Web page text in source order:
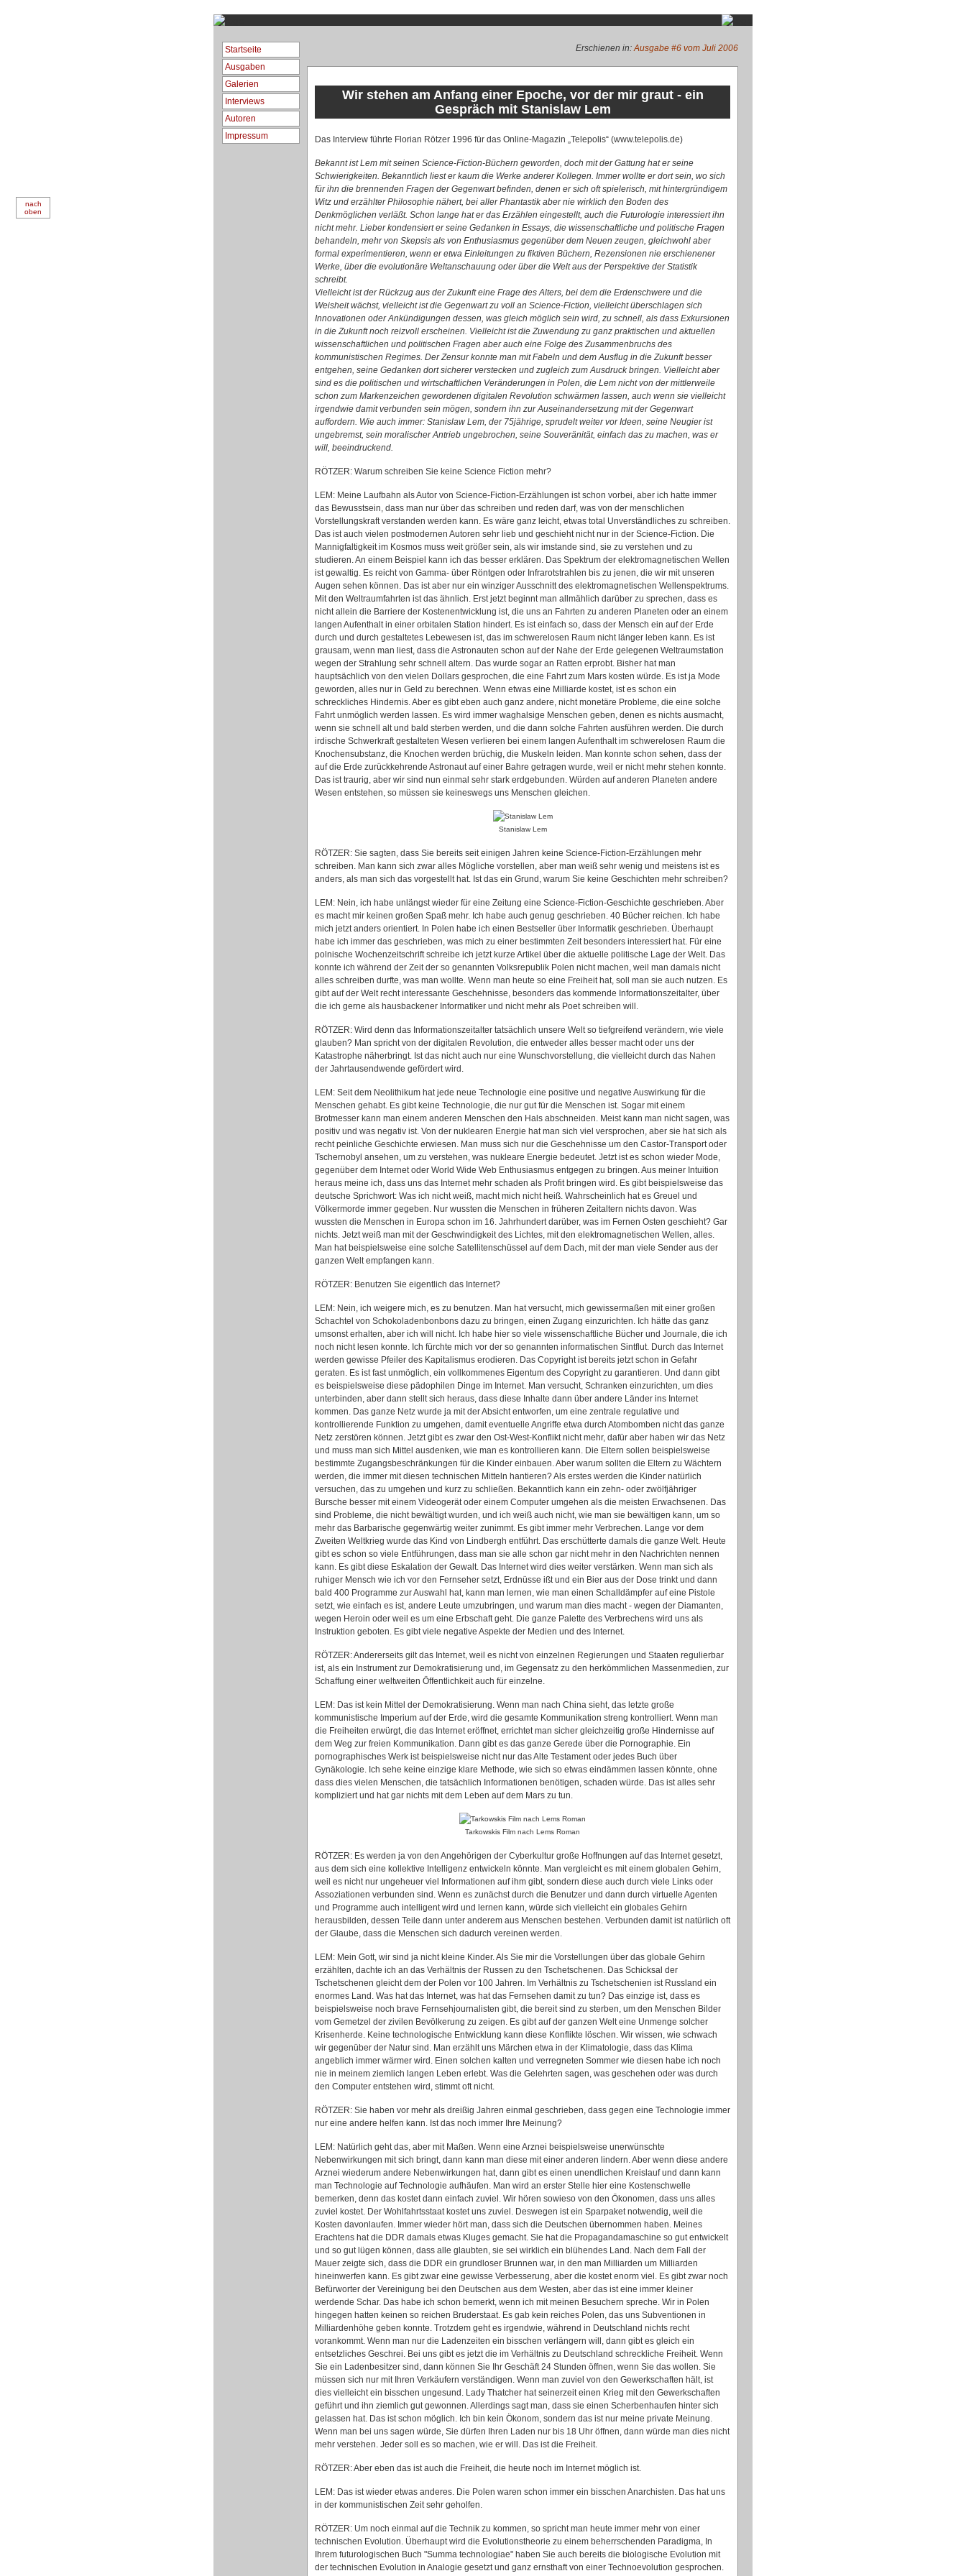
Startseite
Ausgaben
Galerien
Interviews
Autoren
Impressum
Erschienen in:Ausgabe #6 vom Juli 2006
Wir stehen am Anfang einer Epoche, vor der mir graut - ein
Gespräch mit Stanislaw Lem
Das Interview führte Florian Rötzer 1996 für das Online-Magazin „Telepolis“ (www.telepolis.de)
Bekannt ist Lem mit seinen Science-Fiction-Büchern geworden, doch mit der Gattung hat er seine
Schwierigkeiten. Bekanntlich liest er kaum die Werke anderer Kollegen. Immer wollte er dort sein, wo sich
für ihn die brennenden Fragen der Gegenwart befinden, denen er sich oft spielerisch, mit hintergründigem
Witz und erzählter Philosophie nähert, bei aller Phantastik aber nie wirklich den Boden des
Denkmöglichen verläßt. Schon lange hat er das Erzählen eingestellt, auch die Futurologie interessiert ihn
nicht mehr. Lieber kondensiert er seine Gedanken in Essays, die wissenschaftliche und politische Fragen
behandeln, mehr von Skepsis als von Enthusiasmus gegenüber dem Neuen zeugen, gleichwohl aber
formal experimentieren, wenn er etwa Einleitungen zu fiktiven Büchern, Rezensionen nie erschienener
Werke, über die evolutionäre Weltanschauung oder über die Welt aus der Perspektive der Statistik
schreibt.
Vielleicht ist der Rückzug aus der Zukunft eine Frage des Alters, bei dem die Erdenschwere und die
Weisheit wächst, vielleicht ist die Gegenwart zu voll an Science-Fiction, vielleicht überschlagen sich
Innovationen oder Ankündigungen dessen, was gleich möglich sein wird, zu schnell, als dass Exkursionen
in die Zukunft noch reizvoll erscheinen. Vielleicht ist die Zuwendung zu ganz praktischen und aktuellen
wissenschaftlichen und politischen Fragen aber auch eine Folge des Zusammenbruchs des
kommunistischen Regimes. Der Zensur konnte man mit Fabeln und dem Ausflug in die Zukunft besser
entgehen, seine Gedanken dort sicherer verstecken und zugleich zum Ausdruck bringen. Vielleicht aber
sind es die politischen und wirtschaftlichen Veränderungen in Polen, die Lem nicht von der mittlerweile
schon zum Markenzeichen gewordenen digitalen Revolution schwärmen lassen, auch wenn sie vielleicht
irgendwie damit verbunden sein mögen, sondern ihn zur Auseinandersetzung mit der Gegenwart
auffordern. Wie auch immer: Stanislaw Lem, der 75jährige, sprudelt weiter vor Ideen, seine Neugier ist
ungebremst, sein moralischer Antrieb ungebrochen, seine Souveränität, einfach das zu machen, was er
will, beeindruckend.
RÖTZER: Warum schreiben Sie keine Science Fiction mehr?
LEM: Meine Laufbahn als Autor von Science-Fiction-Erzählungen ist schon vorbei, aber ich hatte immer
das Bewusstsein, dass man nur über das schreiben und reden darf, was von der menschlichen
Vorstellungskraft verstanden werden kann. Es wäre ganz leicht, etwas total Unverständliches zu schreiben.
Das ist auch vielen postmodernen Autoren sehr lieb und geschieht nicht nur in der Science-Fiction. Die
Mannigfaltigkeit im Kosmos muss weit größer sein, als wir imstande sind, sie zu verstehen und zu
studieren. An einem Beispiel kann ich das besser erklären. Das Spektrum der elektromagnetischen Wellen
ist gewaltig. Es reicht von Gamma- über Röntgen oder Infrarotstrahlen bis zu jenen, die wir mit unseren
Augen sehen können. Das ist aber nur ein winziger Ausschnitt des elektromagnetischen Wellenspektrums.
Mit den Weltraumfahrten ist das ähnlich. Erst jetzt beginnt man allmählich darüber zu sprechen, dass es
nicht allein die Barriere der Kostenentwicklung ist, die uns an Fahrten zu anderen Planeten oder an einem
langen Aufenthalt in einer orbitalen Station hindert. Es ist einfach so, dass der Mensch ein auf der Erde
durch und durch gestaltetes Lebewesen ist, das im schwerelosen Raum nicht länger leben kann. Es ist
grausam, wenn man liest, dass die Astronauten schon auf der Nahe der Erde gelegenen Weltraumstation
wegen der Strahlung sehr schnell altern. Das wurde sogar an Ratten erprobt. Bisher hat man
hauptsächlich von den vielen Dollars gesprochen, die eine Fahrt zum Mars kosten würde. Es ist ja Mode
geworden, alles nur in Geld zu berechnen. Wenn etwas eine Milliarde kostet, ist es schon ein
schreckliches Hindernis. Aber es gibt eben auch ganz andere, nicht monetäre Probleme, die eine solche
Fahrt unmöglich werden lassen. Es wird immer waghalsige Menschen geben, denen es nichts ausmacht,
wenn sie schnell alt und bald sterben werden, und die dann solche Fahrten ausführen werden. Die durch
irdische Schwerkraft gestalteten Wesen verlieren bei einem langen Aufenthalt im schwerelosen Raum die
Knochensubstanz, die Knochen werden brüchig, die Muskeln leiden. Man konnte schon sehen, dass der
auf die Erde zurückkehrende Astronaut auf einer Bahre getragen wurde, weil er nicht mehr stehen konnte.
Das ist traurig, aber wir sind nun einmal sehr stark erdgebunden. Würden auf anderen Planeten andere
Wesen entstehen, so müssen sie keineswegs uns Menschen gleichen.
Stanislaw Lem
RÖTZER: Sie sagten, dass Sie bereits seit einigen Jahren keine Science-Fiction-Erzählungen mehr
schreiben. Man kann sich zwar alles Mögliche vorstellen, aber man weiß sehr wenig und meistens ist es
anders, als man sich das vorgestellt hat. Ist das ein Grund, warum Sie keine Geschichten mehr schreiben?
LEM: Nein, ich habe unlängst wieder für eine Zeitung eine Science-Fiction-Geschichte geschrieben. Aber
es macht mir keinen großen Spaß mehr. Ich habe auch genug geschrieben. 40 Bücher reichen. Ich habe
mich jetzt anders orientiert. In Polen habe ich einen Bestseller über Informatik geschrieben. Überhaupt
habe ich immer das geschrieben, was mich zu einer bestimmten Zeit besonders interessiert hat. Für eine
polnische Wochenzeitschrift schreibe ich jetzt kurze Artikel über die aktuelle politische Lage der Welt. Das
konnte ich während der Zeit der so genannten Volksrepublik Polen nicht machen, weil man damals nicht
alles schreiben durfte, was man wollte. Wenn man heute so eine Freiheit hat, soll man sie auch nutzen. Es
gibt auf der Welt recht interessante Geschehnisse, besonders das kommende Informationszeitalter, über
die ich gerne als hausbackener Informatiker und nicht mehr als Poet schreiben will.
RÖTZER: Wird denn das Informationszeitalter tatsächlich unsere Welt so tiefgreifend verändern, wie viele
glauben? Man spricht von der digitalen Revolution, die entweder alles besser macht oder uns der
Katastrophe näherbringt. Ist das nicht auch nur eine Wunschvorstellung, die vielleicht durch das Nahen
der Jahrtausendwende gefördert wird.
LEM: Seit dem Neolithikum hat jede neue Technologie eine positive und negative Auswirkung für die
Menschen gehabt. Es gibt keine Technologie, die nur gut für die Menschen ist. Sogar mit einem
Brotmesser kann man einem anderen Menschen den Hals abschneiden. Meist kann man nicht sagen, was
positiv und was negativ ist. Von der nuklearen Energie hat man sich viel versprochen, aber sie hat sich als
recht peinliche Geschichte erwiesen. Man muss sich nur die Geschehnisse um den Castor-Transport oder
Tschernobyl ansehen, um zu verstehen, was nukleare Energie bedeutet. Jetzt ist es schon wieder Mode,
gegenüber dem Internet oder World Wide Web Enthusiasmus entgegen zu bringen. Aus meiner Intuition
heraus meine ich, dass uns das Internet mehr schaden als Profit bringen wird. Es gibt beispielsweise das
deutsche Sprichwort: Was ich nicht weiß, macht mich nicht heiß. Wahrscheinlich hat es Greuel und
Völkermorde immer gegeben. Nur wussten die Menschen in früheren Zeitaltern nichts davon. Was
wussten die Menschen in Europa schon im 16. Jahrhundert darüber, was im Fernen Osten geschieht? Gar
nichts. Jetzt weiß man mit der Geschwindigkeit des Lichtes, mit den elektromagnetischen Wellen, alles.
Man hat beispielsweise eine solche Satellitenschüssel auf dem Dach, mit der man viele Sender aus der
ganzen Welt empfangen kann.
RÖTZER: Benutzen Sie eigentlich das Internet?
LEM: Nein, ich weigere mich, es zu benutzen. Man hat versucht, mich gewissermaßen mit einer großen
Schachtel von Schokoladenbonbons dazu zu bringen, einen Zugang einzurichten. Ich hätte das ganz
umsonst erhalten, aber ich will nicht. Ich habe hier so viele wissenschaftliche Bücher und Journale, die ich
noch nicht lesen konnte. Ich fürchte mich vor der so genannten informatischen Sintflut. Durch das Internet
werden gewisse Pfeiler des Kapitalismus erodieren. Das Copyright ist bereits jetzt schon in Gefahr
geraten. Es ist fast unmöglich, ein vollkommenes Eigentum des Copyright zu garantieren. Und dann gibt
es beispielsweise diese pädophilen Dinge im Internet. Man versucht, Schranken einzurichten, um dies
unterbinden, aber dann stellt sich heraus, dass diese Inhalte dann über andere Länder ins Internet
kommen. Das ganze Netz wurde ja mit der Absicht entworfen, um eine zentrale regulative und
kontrollierende Funktion zu umgehen, damit eventuelle Angriffe etwa durch Atombomben nicht das ganze
Netz zerstören können. Jetzt gibt es zwar den Ost-West-Konflikt nicht mehr, dafür aber haben wir das Netz
und muss man sich Mittel ausdenken, wie man es kontrollieren kann. Die Eltern sollen beispielsweise
bestimmte Zugangsbeschränkungen für die Kinder einbauen. Aber warum sollten die Eltern zu Wächtern
werden, die immer mit diesen technischen Mitteln hantieren? Als erstes werden die Kinder natürlich
versuchen, das zu umgehen und kurz zu schließen. Bekanntlich kann ein zehn- oder zwölfjähriger
Bursche besser mit einem Videogerät oder einem Computer umgehen als die meisten Erwachsenen. Das
sind Probleme, die nicht bewältigt wurden, und ich weiß auch nicht, wie man sie bewältigen kann, um so
mehr das Barbarische gegenwärtig weiter zunimmt. Es gibt immer mehr Verbrechen. Lange vor dem
Zweiten Weltkrieg wurde das Kind von Lindbergh entführt. Das erschütterte damals die ganze Welt. Heute
gibt es schon so viele Entführungen, dass man sie alle schon gar nicht mehr in den Nachrichten nennen
kann. Es gibt diese Eskalation der Gewalt. Das Internet wird dies weiter verstärken. Wenn man sich als
ruhiger Mensch wie ich vor den Fernseher setzt, Erdnüsse ißt und ein Bier aus der Dose trinkt und dann
bald 400 Programme zur Auswahl hat, kann man lernen, wie man einen Schalldämpfer auf eine Pistole
setzt, wie einfach es ist, andere Leute umzubringen, und warum man dies macht - wegen der Diamanten,
wegen Heroin oder weil es um eine Erbschaft geht. Die ganze Palette des Verbrechens wird uns als
Instruktion geboten. Es gibt viele negative Aspekte der Medien und des Internet.
RÖTZER: Andererseits gilt das Internet, weil es nicht von einzelnen Regierungen und Staaten regulierbar
ist, als ein Instrument zur Demokratisierung und, im Gegensatz zu den herkömmlichen Massenmedien, zur
Schaffung einer weltweiten Öffentlichkeit auch für einzelne.
LEM: Das ist kein Mittel der Demokratisierung. Wenn man nach China sieht, das letzte große
kommunistische Imperium auf der Erde, wird die gesamte Kommunikation streng kontrolliert. Wenn man
die Freiheiten erwürgt, die das Internet eröffnet, errichtet man sicher gleichzeitig große Hindernisse auf
dem Weg zur freien Kommunikation. Dann gibt es das ganze Gerede über die Pornographie. Ein
pornographisches Werk ist beispielsweise nicht nur das Alte Testament oder jedes Buch über
Gynäkologie. Ich sehe keine einzige klare Methode, wie sich so etwas eindämmen lassen könnte, ohne
dass dies vielen Menschen, die tatsächlich Informationen benötigen, schaden würde. Das ist alles sehr
kompliziert und hat gar nichts mit dem Leben auf dem Mars zu tun.
Tarkowskis Film nach Lems Roman
RÖTZER: Es werden ja von den Angehörigen der Cyberkultur große Hoffnungen auf das Internet gesetzt,
aus dem sich eine kollektive Intelligenz entwickeln könnte. Man vergleicht es mit einem globalen Gehirn,
weil es nicht nur ungeheuer viel Informationen auf ihm gibt, sondern diese auch durch viele Links oder
Assoziationen verbunden sind. Wenn es zunächst durch die Benutzer und dann durch virtuelle Agenten
und Programme auch intelligent wird und lernen kann, würde sich vielleicht ein globales Gehirn
herausbilden, dessen Teile dann unter anderem aus Menschen bestehen. Verbunden damit ist natürlich oft
der Glaube, dass die Menschen sich dadurch vereinen werden.
LEM: Mein Gott, wir sind ja nicht kleine Kinder. Als Sie mir die Vorstellungen über das globale Gehirn
erzählten, dachte ich an das Verhältnis der Russen zu den Tschetschenen. Das Schicksal der
Tschetschenen gleicht dem der Polen vor 100 Jahren. Im Verhältnis zu Tschetschenien ist Russland ein
enormes Land. Was hat das Internet, was hat das Fernsehen damit zu tun? Das einzige ist, dass es
beispielsweise noch brave Fernsehjournalisten gibt, die bereit sind zu sterben, um den Menschen Bilder
vom Gemetzel der zivilen Bevölkerung zu zeigen. Es gibt auf der ganzen Welt eine Unmenge solcher
Krisenherde. Keine technologische Entwicklung kann diese Konflikte löschen. Wir wissen, wie schwach
wir gegenüber der Natur sind. Man erzählt uns Märchen etwa in der Klimatologie, dass das Klima
angeblich immer wärmer wird. Einen solchen kalten und verregneten Sommer wie diesen habe ich noch
nie in meinem ziemlich langen Leben erlebt. Was die Gelehrten sagen, was geschehen oder was durch
den Computer entstehen wird, stimmt oft nicht.
RÖTZER: Sie haben vor mehr als dreißig Jahren einmal geschrieben, dass gegen eine Technologie immer
nur eine andere helfen kann. Ist das noch immer Ihre Meinung?
LEM: Natürlich geht das, aber mit Maßen. Wenn eine Arznei beispielsweise unerwünschte
Nebenwirkungen mit sich bringt, dann kann man diese mit einer anderen lindern. Aber wenn diese andere
Arznei wiederum andere Nebenwirkungen hat, dann gibt es einen unendlichen Kreislauf und dann kann
man Technologie auf Technologie aufhäufen. Man wird an erster Stelle hier eine Kostenschwelle
bemerken, denn das kostet dann einfach zuviel. Wir hören sowieso von den Ökonomen, dass uns alles
zuviel kostet. Der Wohlfahrtsstaat kostet uns zuviel. Deswegen ist ein Sparpaket notwendig, weil die
Kosten davonlaufen. Immer wieder hört man, dass sich die Deutschen übernommen haben. Meines
Erachtens hat die DDR damals etwas Kluges gemacht. Sie hat die Propagandamaschine so gut entwickelt
und so gut lügen können, dass alle glaubten, sie sei wirklich ein blühendes Land. Nach dem Fall der
Mauer zeigte sich, dass die DDR ein grundloser Brunnen war, in den man Milliarden um Milliarden
hineinwerfen kann. Es gibt zwar eine gewisse Verbesserung, aber die kostet enorm viel. Es gibt zwar noch
Befürworter der Vereinigung bei den Deutschen aus dem Westen, aber das ist eine immer kleiner
werdende Schar. Das habe ich schon bemerkt, wenn ich mit meinen Besuchern spreche. Wir in Polen
hingegen hatten keinen so reichen Bruderstaat. Es gab kein reiches Polen, das uns Subventionen in
Milliardenhöhe geben konnte. Trotzdem geht es irgendwie, während in Deutschland nichts recht
vorankommt. Wenn man nur die Ladenzeiten ein bisschen verlängern will, dann gibt es gleich ein
entsetzliches Geschrei. Bei uns gibt es jetzt die im Verhältnis zu Deutschland schreckliche Freiheit. Wenn
Sie ein Ladenbesitzer sind, dann können Sie Ihr Geschäft 24 Stunden öffnen, wenn Sie das wollen. Sie
müssen sich nur mit Ihren Verkäufern verständigen. Wenn man zuviel von den Gewerkschaften hält, ist
dies vielleicht ein bisschen ungesund. Lady Thatcher hat seinerzeit einen Krieg mit den Gewerkschaften
geführt und ihn ziemlich gut gewonnen. Allerdings sagt man, dass sie einen Scherbenhaufen hinter sich
gelassen hat. Das ist schon möglich. Ich bin kein Ökonom, sondern das ist nur meine private Meinung.
Wenn man bei uns sagen würde, Sie dürfen Ihren Laden nur bis 18 Uhr öffnen, dann würde man dies nicht
mehr verstehen. Jeder soll es so machen, wie er will. Das ist die Freiheit.
RÖTZER: Aber eben das ist auch die Freiheit, die heute noch im Internet möglich ist.
LEM: Das ist wieder etwas anderes. Die Polen waren schon immer ein bisschen Anarchisten. Das hat uns
in der kommunistischen Zeit sehr geholfen.
RÖTZER: Um noch einmal auf die Technik zu kommen, so spricht man heute immer mehr von einer
technischen Evolution. Überhaupt wird die Evolutionstheorie zu einem beherrschenden Paradigma, In
Ihrem futurologischen Buch "Summa technologiae" haben Sie auch bereits die biologische Evolution mit
der technischen Evolution in Analogie gesetzt und ganz ernsthaft von einer Technoevolution gesprochen.
nach
oben